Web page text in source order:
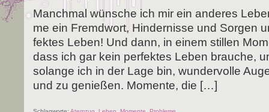
Manch­mal wün­sche ich mir ein ande­res
me ein Fremd­wort, Hin­der­nis­se und Sor­gen
fek­tes Leben! Und dann, in einem stil­len
dass ich gar kein per­fek­tes Leben brau­che,
solan­ge ich in der Lage bin, wun­der­vol­le
und zu genie­ßen. Momen­te, die […]